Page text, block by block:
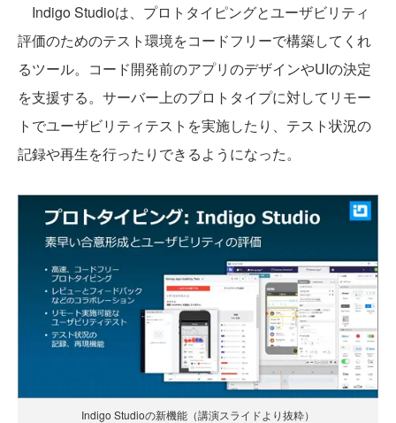
Indigo Studioは、プロトタイピングとユーザビリティ
評価のためのテスト環境をコードフリーで構築してくれ
るツール。コード開発前のアプリのデザインやUIの決定
を支援する。サーバー上のプロトタイプに対してリモー
トでユーザビリティテストを実施したり、テスト状況の
記録や再生を行ったりできるようになった。
Indigo Studioの新機能（講演スライドより抜粋）